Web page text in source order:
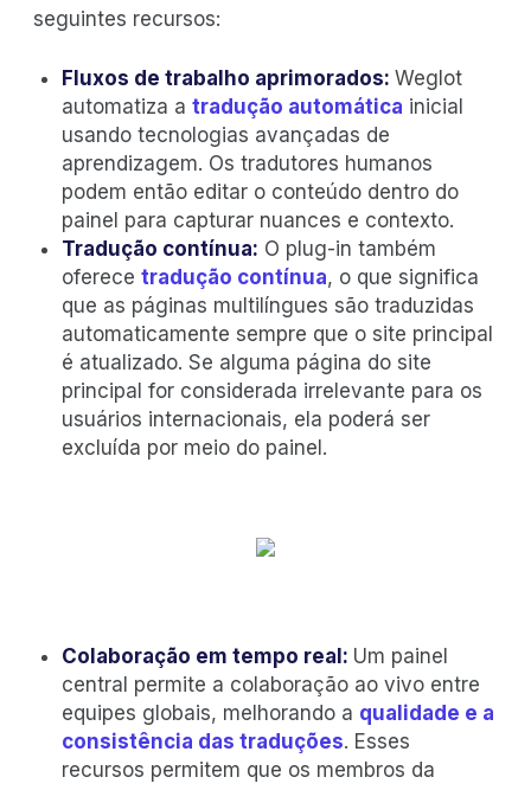
seguintes recursos:
Fluxos de trabalho aprimorados: Weglot
automatiza a tradução automática inicial
usando tecnologias avançadas de
aprendizagem. Os tradutores humanos
podem então editar o conteúdo dentro do
painel para capturar nuances e contexto.
Tradução contínua: O plug-in também
oferece tradução contínua, o que significa
que as páginas multilíngues são traduzidas
automaticamente sempre que o site principal
é atualizado. Se alguma página do site
principal for considerada irrelevante para os
usuários internacionais, ela poderá ser
excluída por meio do painel.
Colaboração em tempo real: Um painel
central permite a colaboração ao vivo entre
equipes globais, melhorando a qualidade e a
consistência das traduções. Esses
recursos permitem que os membros da